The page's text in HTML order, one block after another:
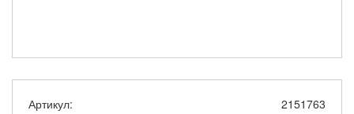
Артикул:
2151763